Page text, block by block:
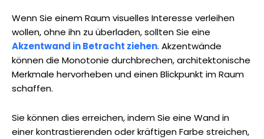
Wenn Sie einem Raum visuelles Interesse verleihen
wollen, ohne ihn zu überladen, sollten Sie eine
Akzentwand in Betracht ziehen. Akzentwände
können die Monotonie durchbrechen, architektonische
Merkmale hervorheben und einen Blickpunkt im Raum
schaffen.
Sie können dies erreichen, indem Sie eine Wand in
einer kontrastierenden oder kräftigen Farbe streichen,